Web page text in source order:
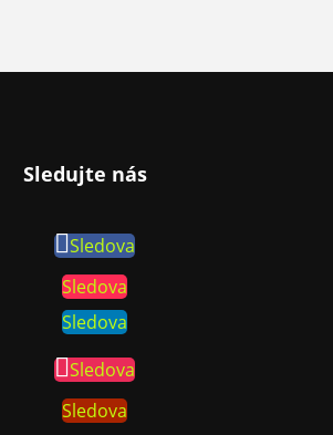
Sledujte nás
Sledova
Sledova
Sledova
Sledova
Sledova